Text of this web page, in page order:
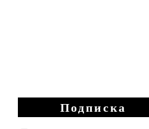
Подписка